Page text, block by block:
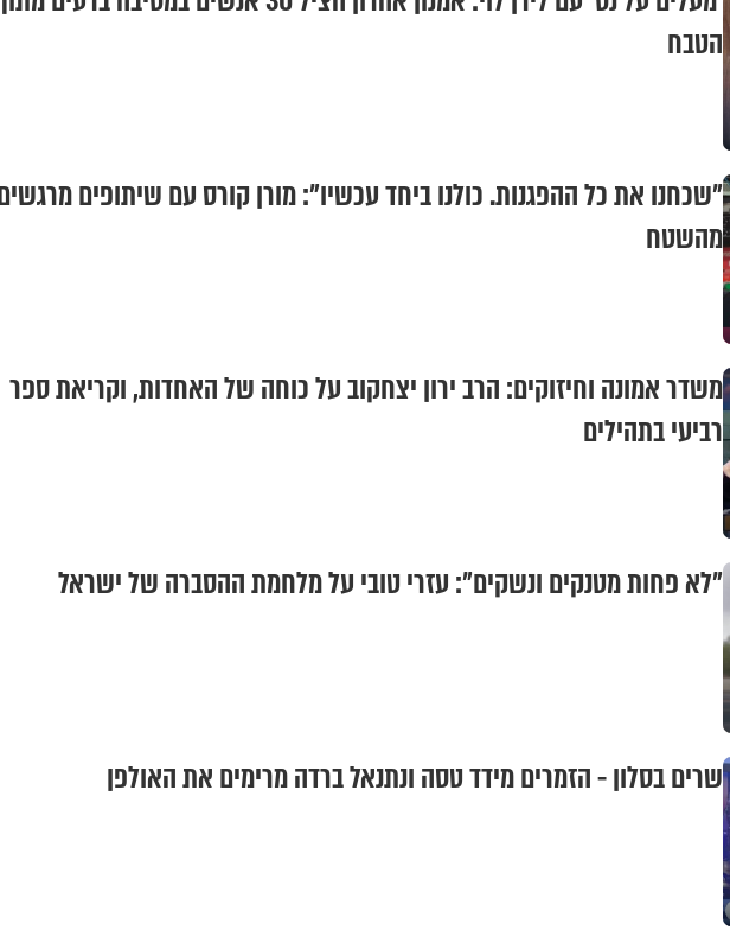
הטבח
"שכחנו את כל ההפגנות. כולנו ביחד עכשיו": מורן קורס עם שיתופים
מהשטח
משדר אמונה וחיזוקים: הרב ירון יצחקוב על כוחה של האחדות, וקריאת ספר
רביעי בתהילים
"לא פחות מטנקים ונשקים": עזרי טובי על מלחמת ההסברה של ישראל
שרים בסלון - הזמרים מידד טסה ונתנאל ברדה מרימים את האולפן